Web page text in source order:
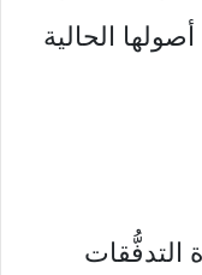
الحالية
التدفُّقات